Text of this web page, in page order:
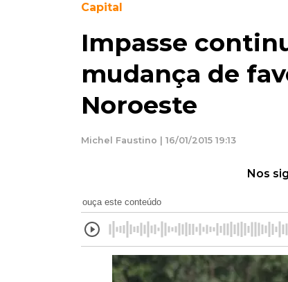
Capital
Impasse
mudança de
Noroeste
Michel Faustino | 16/01/2015 19:13
Nos
ouça este conteúdo